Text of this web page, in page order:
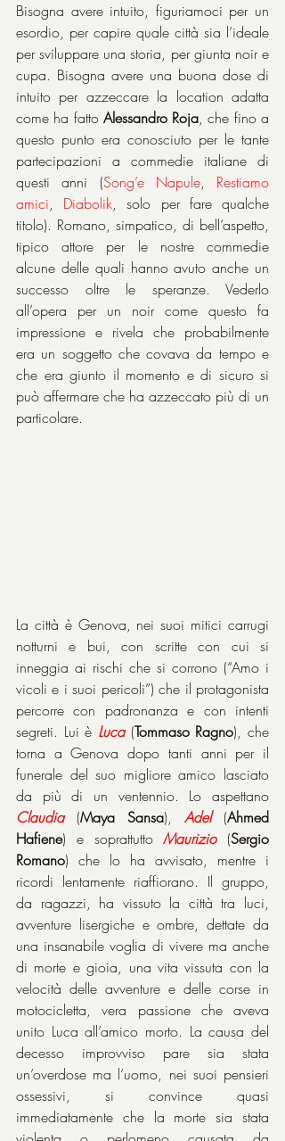
Bisogna avere intuito, figuriamoci per un
esordio, per capire quale città sia l’ideale
per sviluppare una storia, per giunta noir e
cupa. Bisogna avere una buona dose di
intuito per azzeccare la location adatta
come ha fatto Alessandro Roja, che fino a
questo punto era conosciuto per le tante
partecipazioni a commedie italiane di
questi anni (Song’e Napule, Restiamo
amici, Diabolik, solo per fare qualche
titolo). Romano, simpatico, di bell’aspetto,
tipico attore per le nostre commedie
alcune delle quali hanno avuto anche un
successo oltre le speranze. Vederlo
all’opera per un noir come questo fa
impressione e rivela che probabilmente
era un soggetto che covava da tempo e
che era giunto il momento e di sicuro si
può affermare che ha azzeccato più di un
particolare.
La città è Genova, nei suoi mitici carrugi
notturni e bui, con scritte con cui si
inneggia ai rischi che si corrono (“Amo i
vicoli e i suoi pericoli”) che il protagonista
percorre con padronanza e con intenti
segreti. Lui è Luca (Tommaso Ragno), che
torna a Genova dopo tanti anni per il
funerale del suo migliore amico lasciato
Claudia (Maya Sansa), Adel (Ahmed
Hafiene) e soprattutto Maurizio (Sergio
Romano) che lo ha avvisato, mentre i
ricordi lentamente riaffiorano. Il gruppo,
da ragazzi, ha vissuto la città tra luci,
avventure lisergiche e ombre, dettate da
una insanabile voglia di vivere ma anche
di morte e gioia, una vita vissuta con la
velocità delle avventure e delle corse in
motocicletta, vera passione che aveva
unito Luca all’amico morto. La causa del
decesso improvviso pare sia stata
un’overdose ma l’uomo, nei suoi pensieri
ossessivi, si convince quasi
immediatamente che la morte sia stata